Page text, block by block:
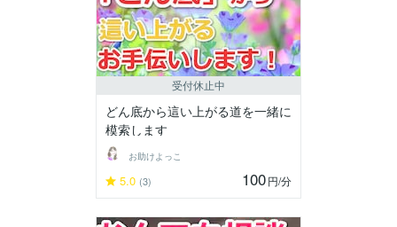
受付休止中
どん底から這い上がる道を一緒に
模索します
お助けよっこ
5.0 (3) 100円/分